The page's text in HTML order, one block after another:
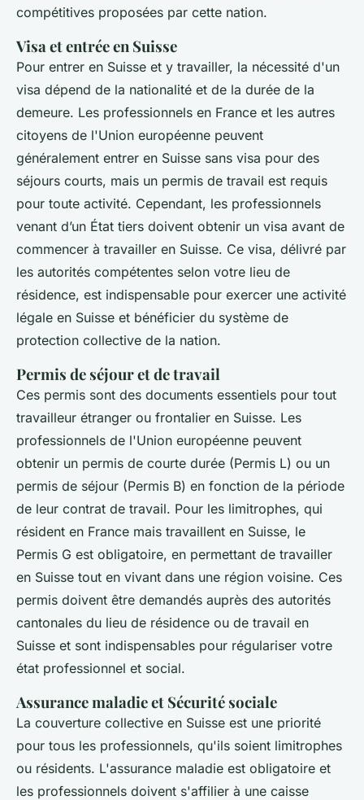
compétitives proposées par cette nation.
Visa et entrée en Suisse
Pour entrer en Suisse et y travailler, la nécessité d'un
visa dépend de la nationalité et de la durée de la
demeure. Les professionnels en France et les autres
citoyens de l'Union européenne peuvent
généralement entrer en Suisse sans visa pour des
séjours courts, mais un permis de travail est requis
pour toute activité. Cependant, les professionnels
venant d’un État tiers doivent obtenir un visa avant de
commencer à travailler en Suisse. Ce visa, délivré par
les autorités compétentes selon votre lieu de
résidence, est indispensable pour exercer une activité
légale en Suisse et bénéficier du système de
protection collective de la nation.
Permis de séjour et de travail
Ces permis sont des documents essentiels pour tout
travailleur étranger ou frontalier en Suisse. Les
professionnels de l'Union européenne peuvent
obtenir un permis de courte durée (Permis L) ou un
permis de séjour (Permis B) en fonction de la période
de leur contrat de travail. Pour les limitrophes, qui
résident en France mais travaillent en Suisse, le
Permis G est obligatoire, en permettant de travailler
en Suisse tout en vivant dans une région voisine. Ces
permis doivent être demandés auprès des autorités
cantonales du lieu de résidence ou de travail en
Suisse et sont indispensables pour régulariser votre
état professionnel et social.
Assurance maladie et Sécurité sociale
La couverture collective en Suisse est une priorité
pour tous les professionnels, qu'ils soient limitrophes
ou résidents. L'assurance maladie est obligatoire et
les professionnels doivent s'affilier à une caisse